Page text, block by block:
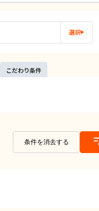
選択
こだわり条件
条件を消去する